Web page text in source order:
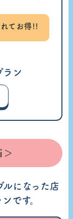
てお得!!
ラン
になった店
です。